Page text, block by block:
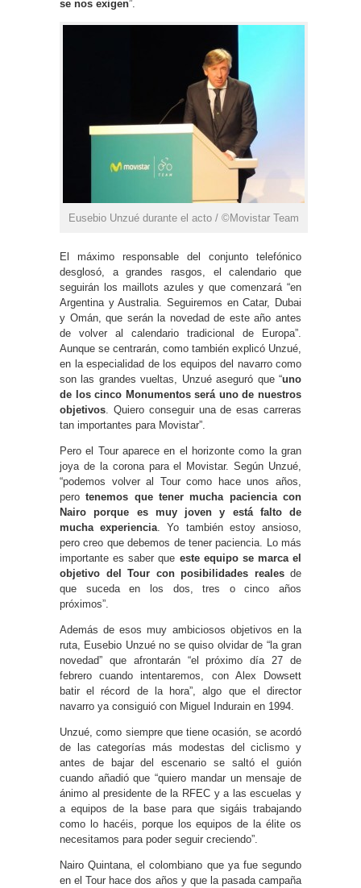
se nos exigen”.
Eusebio Unzué durante el acto / ©Movistar Team
El máximo responsable del conjunto telefónico
desglosó, a grandes rasgos, el calendario que
seguirán los maillots azules y que comenzará “en
Argentina y Australia. Seguiremos en Catar, Dubai
y Omán, que serán la novedad de este año antes
de volver al calendario tradicional de Europa”.
Aunque se centrarán, como también explicó Unzué,
en la especialidad de los equipos del navarro como
son las grandes vueltas, Unzué aseguró que “uno
de los cinco Monumentos será uno de nuestros
objetivos. Quiero conseguir una de esas carreras
tan importantes para Movistar”.
Pero el Tour aparece en el horizonte como la gran
joya de la corona para el Movistar. Según Unzué,
“podemos volver al Tour como hace unos años,
perotenemos que tener mucha paciencia con
Nairo porque es muy joven y está falto de
mucha experiencia. Yo también estoy ansioso,
pero creo que debemos de tener paciencia. Lo más
importante es saber que este equipo se marca el
objetivo del Tour con posibilidades realesde
que suceda en los dos, tres o cinco años
próximos”.
Además de esos muy ambiciosos objetivos en la
ruta, Eusebio Unzué no se quiso olvidar de “la gran
novedad” que afrontarán “el próximo día 27 de
febrero cuando intentaremos, con Alex Dowsett
batir el récord de la hora”, algo que el director
navarro ya consiguió con Miguel Indurain en 1994.
Unzué, como siempre que tiene ocasión, se acordó
de las categorías más modestas del ciclismo y
antes de bajar del escenario se saltó el guión
cuando añadió que “quiero mandar un mensaje de
ánimo al presidente de la RFEC y a las escuelas y
a equipos de la base para que sigáis trabajando
como lo hacéis, porque los equipos de la élite os
necesitamos para poder seguir creciendo”.
Nairo Quintana, el colombiano que ya fue segundo
en el Tour hace dos años y que la pasada campaña